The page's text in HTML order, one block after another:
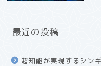
最近の投稿
超知能が実現するシン